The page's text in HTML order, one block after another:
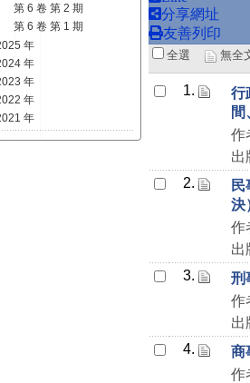
第 6 卷 第 2 期
第 6 卷 第 1 期
年
年
年
年
年
分享網址
友善列印
全選 無
1.
行
間
作
出
2.
決
作
出
3.
刑
作
出
4.
商
作